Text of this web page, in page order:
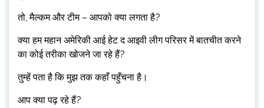
तो, मैल्कम और टीम – आपको क्या लगता है?
क्या हम महान अमेरिकी आई हेट द आइवी लीग परिसर में बातचीत करने
का कोई तरीका खोजने जा रहे हैं?
तुम्हें पता है कि मुझ तक कहाँ पहुँचना है।
आप क्या पढ़ रहे हैं?